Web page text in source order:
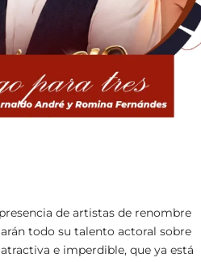
de artistas de renombre
todo su talento actoral sobre
e imperdible, que ya está